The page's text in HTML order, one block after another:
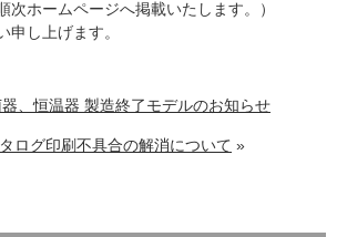
次ホームページへ掲載いたします。）
申し上げます。
、恒温器 製造終了モデルのお知らせ
ログ印刷不具合の解消について »